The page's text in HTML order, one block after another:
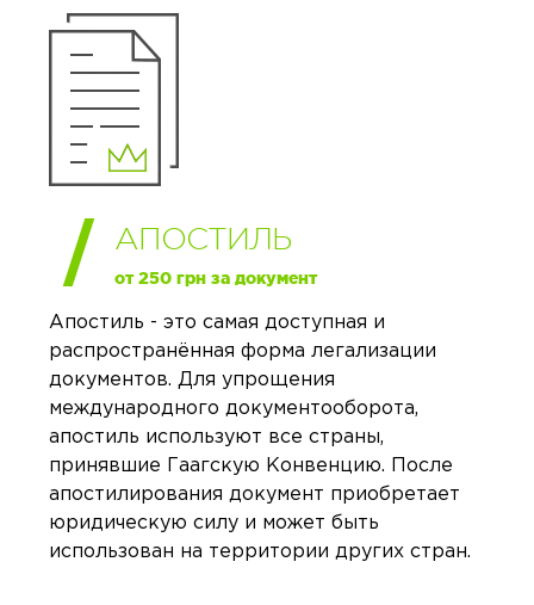
АПОСТИЛЬ
от 250 грн за документ
Апостиль - это самая доступная и
распространённая форма легализации
документов. Для упрощения
международного документооборота,
апостиль используют все страны,
принявшие Гаагскую Конвенцию. После
апостилирования документ приобретает
юридическую силу и может быть
использован на территории других стран.